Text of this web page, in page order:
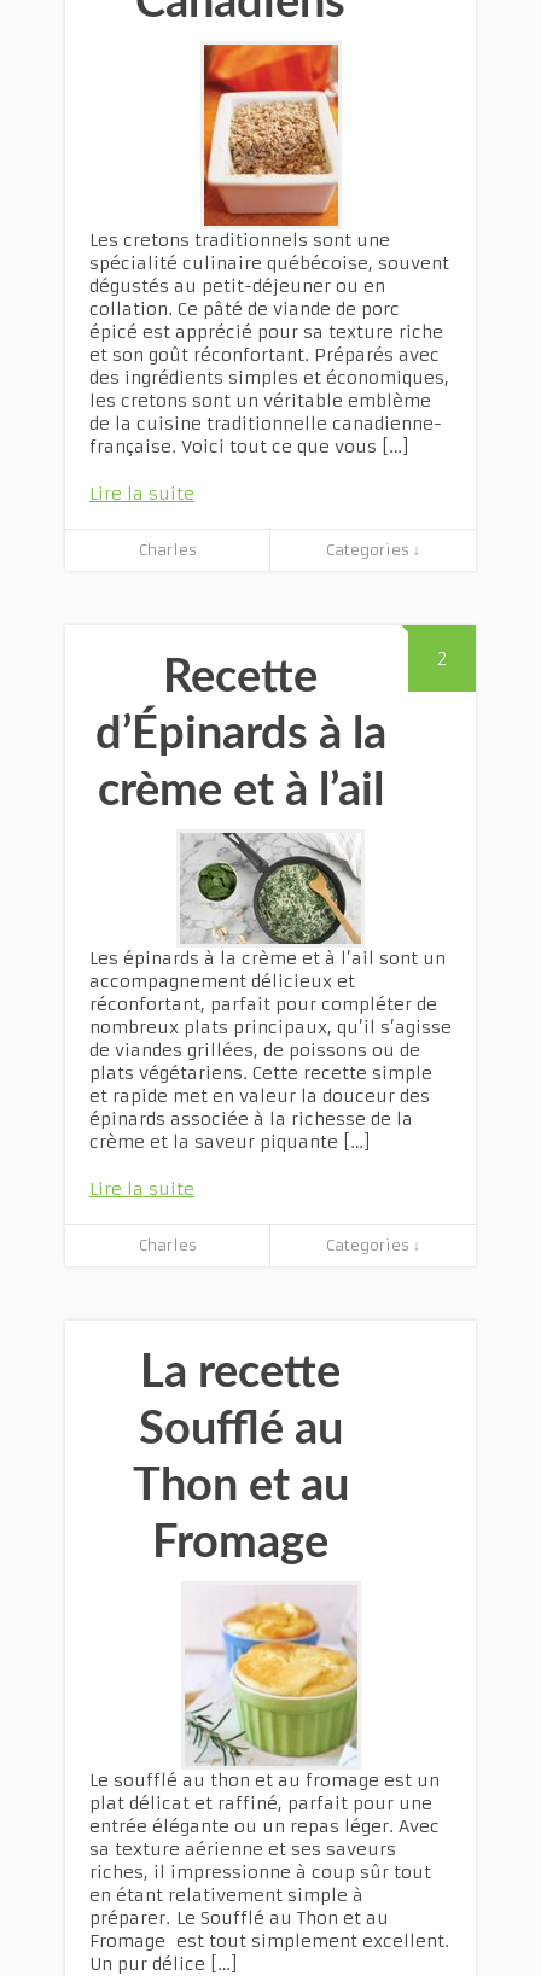
Les cretons traditionnels sont une
spécialité culinaire québécoise, souvent
dégustés au petit-déjeuner ou en
collation. Ce pâté de viande de porc
épicé est apprécié pour sa texture riche
et son goût réconfortant. Préparés avec
des ingrédients simples et économiques,
les cretons sont un véritable emblème
de la cuisine traditionnelle canadienne-
française. Voici tout ce que vous […]
Lire la suite
Charles Categories ↓
2
Recette
d’Épinards à la
crème et à l’ail
Les épinards à la crème et à l’ail sont un
accompagnement délicieux et
réconfortant, parfait pour compléter de
nombreux plats principaux, qu’il s’agisse
de viandes grillées, de poissons ou de
plats végétariens. Cette recette simple
et rapide met en valeur la douceur des
épinards associée à la richesse de la
crème et la saveur piquante […]
Lire la suite
Charles Categories ↓
La recette
Soufflé au
Thon et au
Fromage
Le soufflé au thon et au fromage est un
plat délicat et raffiné, parfait pour une
entrée élégante ou un repas léger. Avec
sa texture aérienne et ses saveurs
riches, il impressionne à coup sûr tout
en étant relativement simple à
préparer. Le Soufflé au Thon et au
Fromage est tout simplement excellent.
Un pur délice […]